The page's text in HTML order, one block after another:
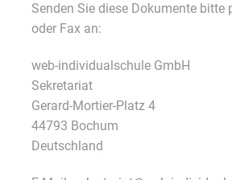
Senden Sie diese Dokumente bitte
oder Fax an:
web-individualschule GmbH
Sekretariat
Gerard-Mortier-Platz 4
44793 Bochum
Deutschland